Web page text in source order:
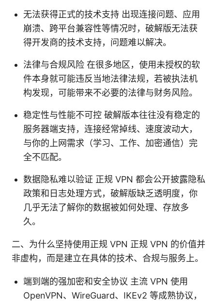
无法获得正式的技术支持 出现连接问题、应用
崩溃、跨平台兼容性等情况时，破解版无法获
得开发商的技术支持，问题难以解决。
法律与合规风险 在很多地区，使用未授权的软
件本身就可能违反当地法律法规，若被执法机
构发现，可能带来不必要的法律与财务风险。
稳定性与性能不可控 破解版本往往没有稳定的
服务器端支持，连接经常掉线、速度波动大，
与你的上网需求（学习、工作、加密通信）完
全不匹配。
数据隐私难以验证 正规 VPN 都会公开披露隐私
政策和日志处理方式，破解版缺乏透明度，你
几乎无法了解你的数据被如何处理、存放多
久。
二、为什么坚持使用正规 VPN 正规 VPN 的价值并
非虚构，而是建立在具体的技术、合规与服务上。
端到端的强加密和安全协议 主流 VPN 使用
OpenVPN、WireGuard、IKEv2 等成熟协议，